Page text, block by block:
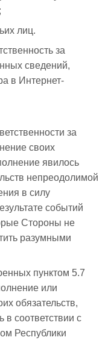
лиц.
за
сведений,
в Интернет-
за
своих
явилось
непреодолимой
в силу
событий
Стороны не
разумными
пунктом 5.7
или
обязательств,
в соответствии с
Республики